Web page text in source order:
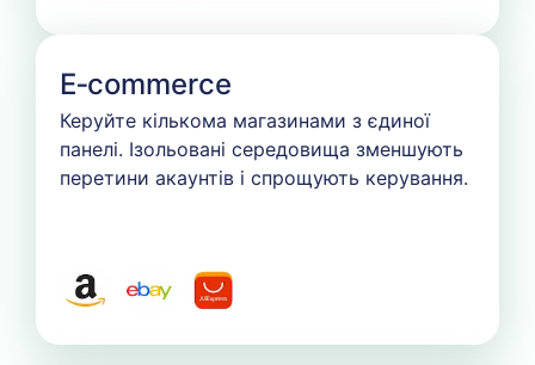
E‑commerce
Керуйте кількома магазинами з єдиної
панелі. Ізольовані середовища зменшують
перетини акаунтів і спрощують керування.